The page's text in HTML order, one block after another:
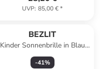
UVP: 85,00 €*
BEZLIT
Kinder Sonnenbrille in Blau
Weiß
-41%